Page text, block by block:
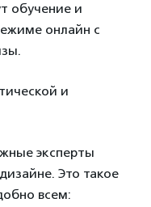
обучение и
онлайн с
и
эксперты
Это такое
всем: